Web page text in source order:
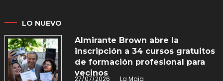
LO NUEVO
Almirante Brown abre la
inscripción a 34 cursos gratuitos
de formación profesional para
vecinos
27/07/2026 La Maja